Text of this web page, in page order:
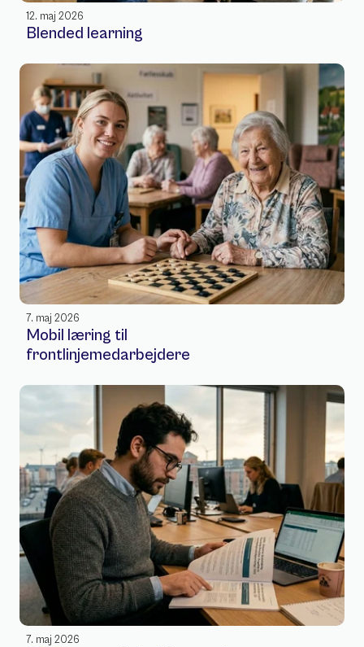
12. maj 2026
Blended learning
7. maj 2026
Mobil læring til
frontlinjemedarbejdere
7. maj 2026